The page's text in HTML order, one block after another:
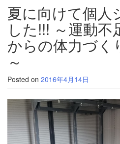
夏に向けて個人
した!!! ～運動不
からの体力づく
～
Posted on 2016年4月14日